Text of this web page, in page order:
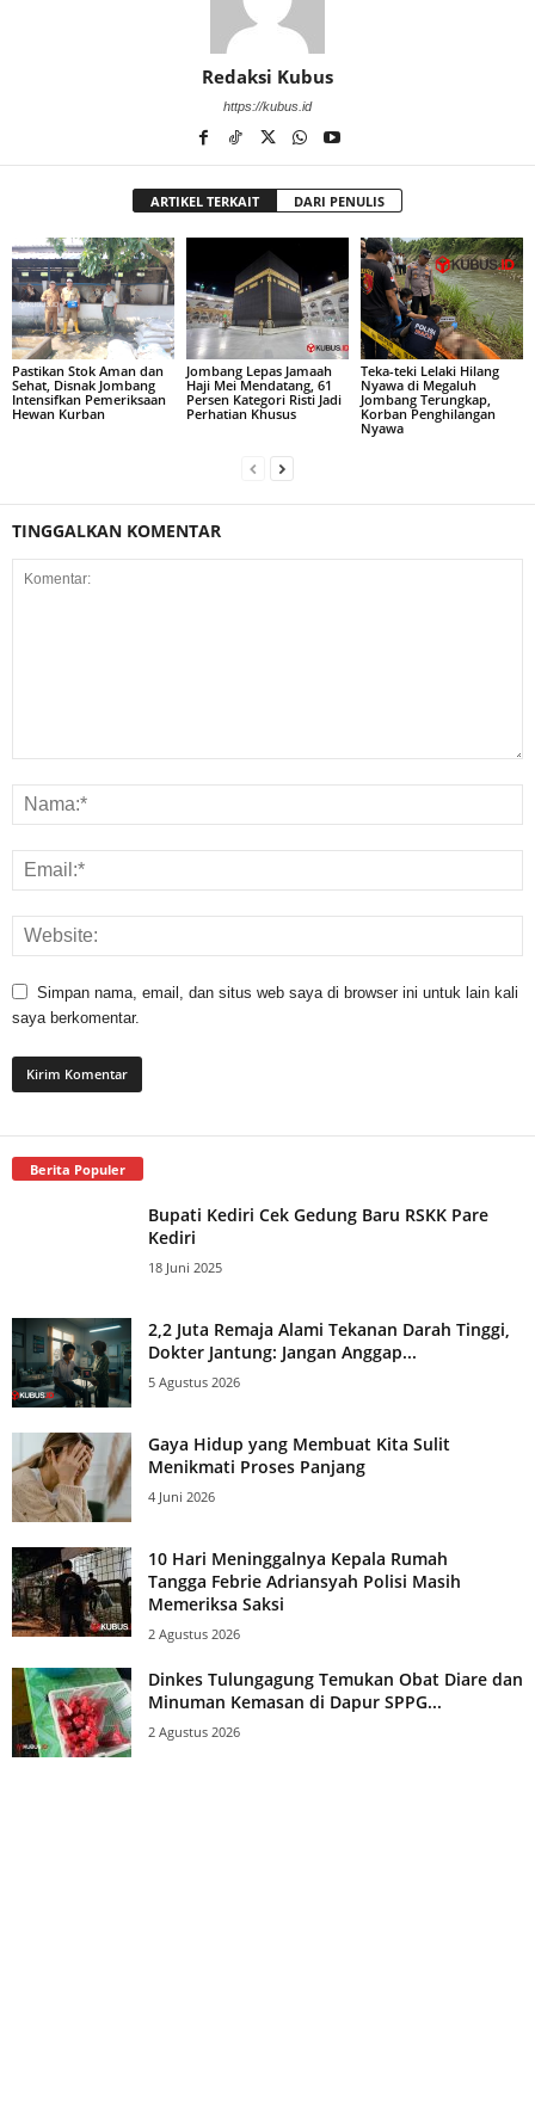
Redaksi Kubus
https://kubus.id
ARTIKEL TERKAIT DARI PENULIS
Pastikan Stok Aman dan
Sehat, Disnak Jombang
Intensifkan Pemeriksaan
Hewan Kurban
Jombang Lepas Jamaah
Haji Mei Mendatang, 61
Persen Kategori Risti Jadi
Perhatian Khusus
Teka-teki Lelaki Hilang
Nyawa di Megaluh
Jombang Terungkap,
Korban Penghilangan
Nyawa
TINGGALKAN KOMENTAR
Simpan nama, email, dan situs web saya di browser ini untuk lain kali
saya berkomentar.
Berita Populer
Bupati Kediri Cek Gedung Baru RSKK Pare
Kediri
18 Juni 2025
2,2 Juta Remaja Alami Tekanan Darah Tinggi,
Dokter Jantung: Jangan Anggap...
5 Agustus 2026
Gaya Hidup yang Membuat Kita Sulit
Menikmati Proses Panjang
4 Juni 2026
10 Hari Meninggalnya Kepala Rumah
Tangga Febrie Adriansyah Polisi Masih
Memeriksa Saksi
2 Agustus 2026
Dinkes Tulungagung Temukan Obat Diare dan
Minuman Kemasan di Dapur SPPG...
2 Agustus 2026